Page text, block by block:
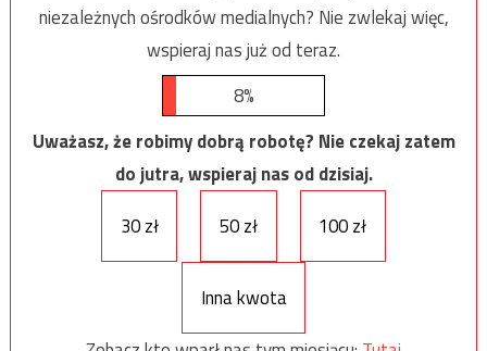
niezależnych ośrodków medialnych? Nie zwlekaj więc,
wspieraj nas już od teraz.
8%
Uważasz, że robimy dobrą robotę? Nie czekaj zatem
do jutra, wspieraj nas od dzisiaj.
30 zł
50 zł 100 zł
Inna kwota